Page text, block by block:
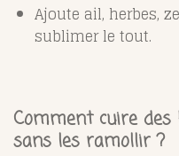
Ajoute ail, herbes,
sublimer le tout.
Comment cuire
sans les ramollir ?